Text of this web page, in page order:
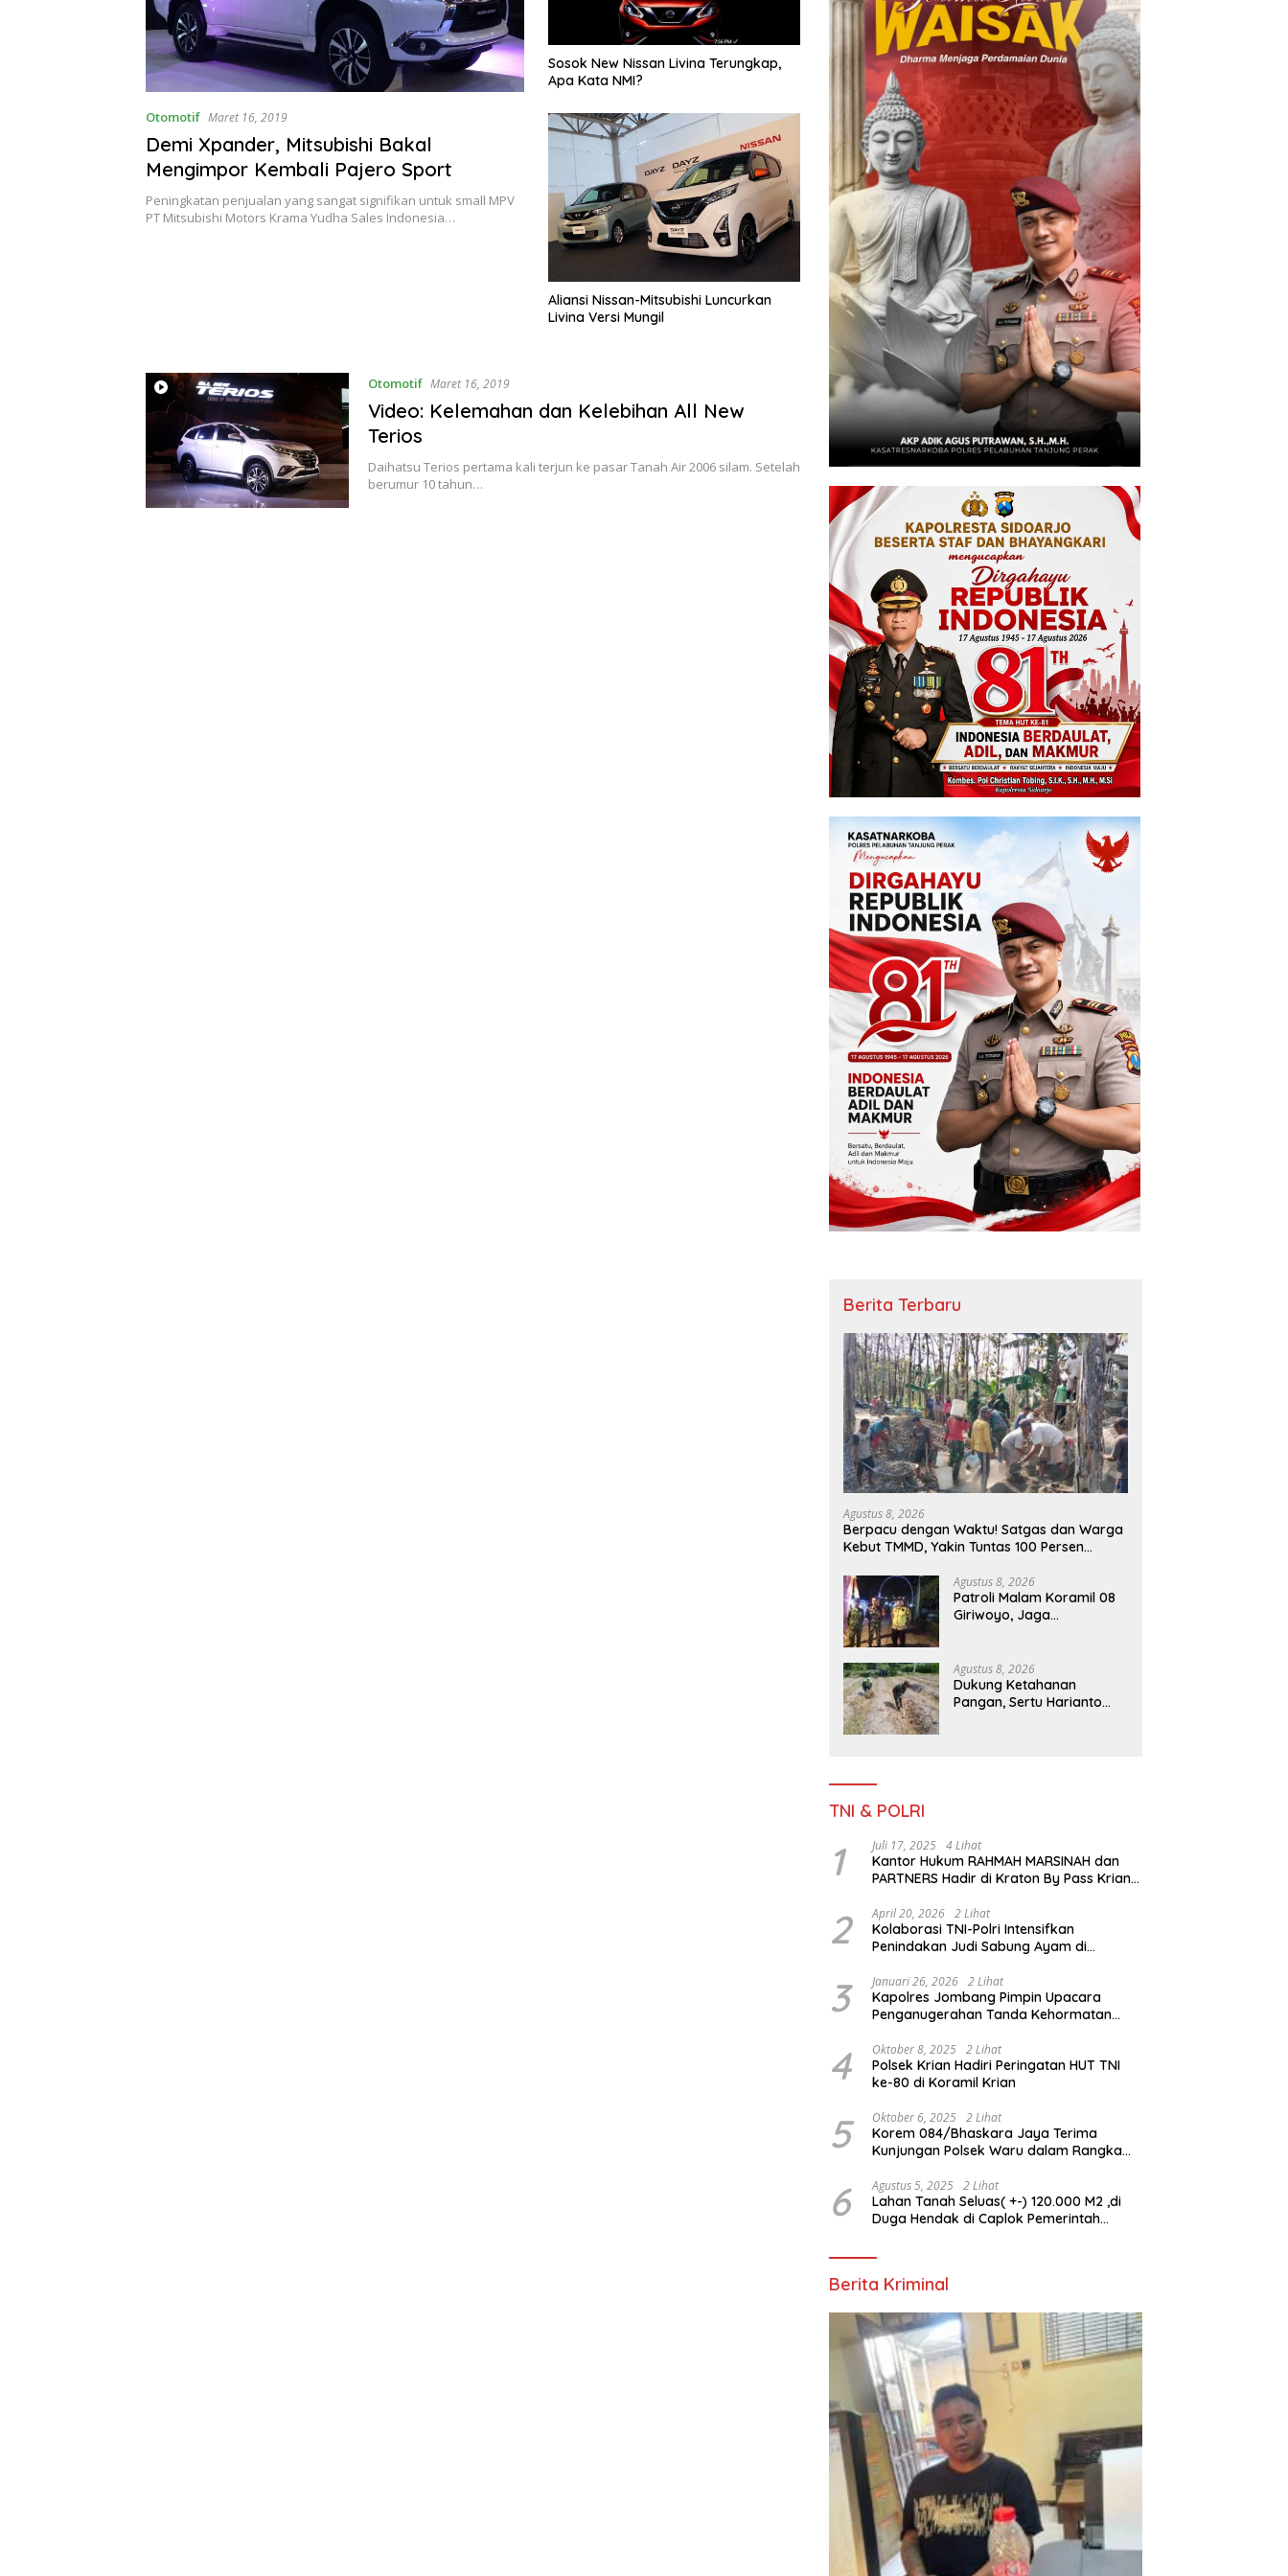
Otomotif Maret 16, 2019
Demi Xpander, Mitsubishi Bakal
Mengimpor Kembali Pajero Sport
Peningkatan penjualan yang sangat signifikan untuk small MPV
PT Mitsubishi Motors Krama Yudha Sales Indonesia…
Sosok New Nissan Livina Terungkap,
Apa Kata NMI?
Aliansi Nissan-Mitsubishi Luncurkan
Livina Versi Mungil
Otomotif Maret 16, 2019
Video: Kelemahan dan Kelebihan All New
Terios
Daihatsu Terios pertama kali terjun ke pasar Tanah Air 2006 silam. Setelah
berumur 10 tahun…
Berita Terbaru
Agustus 8, 2026
Berpacu dengan Waktu! Satgas dan Warga
Kebut TMMD, Yakin Tuntas 100 Persen
Agustus 8, 2026
Patroli Malam Koramil 08
Giriwoyo, Jaga
Agustus 8, 2026
Dukung Ketahanan
Pangan, Sertu Harianto
TNI & POLRI
1 Juli 17, 2025 4 Lihat
Kantor Hukum RAHMAH MARSINAH dan
PARTNERS Hadir di Kraton By Pass Krian
2 April 20, 2026 2 Lihat
Kolaborasi TNI-Polri Intensifkan
Penindakan Judi Sabung Ayam di
3 Januari 26, 2026 2 Lihat
Kapolres Jombang Pimpin Upacara
Penganugerahan Tanda Kehormatan
Polri
4 Oktober 8, 2025 2 Lihat
Polsek Krian Hadiri Peringatan HUT TNI
ke-80 di Koramil Krian
5 Oktober 6, 2025 2 Lihat
Korem 084/Bhaskara Jaya Terima
Kunjungan Polsek Waru dalam Rangka
6 Agustus 5, 2025 2 Lihat
Lahan Tanah Seluas( +-) 120.000 M2 ,di
Duga Hendak di Caplok Pemerintah
Berita Kriminal